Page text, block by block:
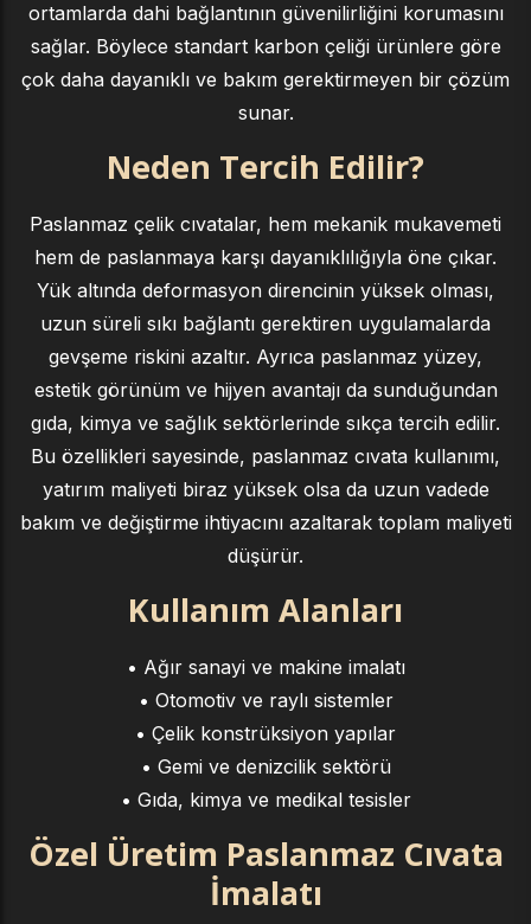
ortamlarda dahi bağlantının güvenilirliğini korumasını
sağlar. Böylece standart karbon çeliği ürünlere göre
çok daha dayanıklı ve bakım gerektirmeyen bir çözüm
sunar.
Neden Tercih Edilir?
Paslanmaz çelik cıvatalar, hem mekanik mukavemeti
hem de paslanmaya karşı dayanıklılığıyla öne çıkar.
Yük altında deformasyon direncinin yüksek olması,
uzun süreli sıkı bağlantı gerektiren uygulamalarda
gevşeme riskini azaltır. Ayrıca paslanmaz yüzey,
estetik görünüm ve hijyen avantajı da sunduğundan
gıda, kimya ve sağlık sektörlerinde sıkça tercih edilir.
Bu özellikleri sayesinde, paslanmaz cıvata kullanımı,
yatırım maliyeti biraz yüksek olsa da uzun vadede
bakım ve değiştirme ihtiyacını azaltarak toplam maliyeti
düşürür.
Kullanım Alanları
• Ağır sanayi ve makine imalatı
• Otomotiv ve raylı sistemler
• Çelik konstrüksiyon yapılar
• Gemi ve denizcilik sektörü
• Gıda, kimya ve medikal tesisler
Özel Üretim Paslanmaz Cıvata
İmalatı